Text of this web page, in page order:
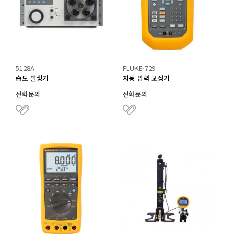
5128A
습도 발생기
전화문의
FLUKE-729
자동 압력 교정기
전화문의